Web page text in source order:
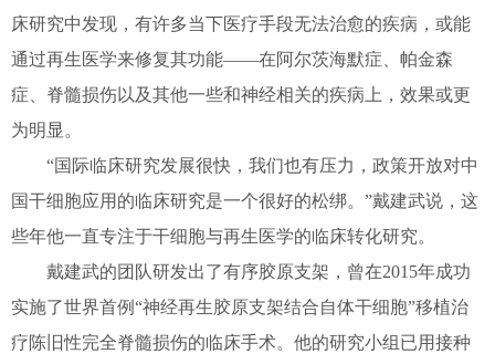
床研究中发现，有许多当下医疗手段无法治愈的疾病，或能
通过再生医学来修复其功能——在阿尔茨海默症、帕金森
症、脊髓损伤以及其他一些和神经相关的疾病上，效果或更
为明显。
“国际临床研究发展很快，我们也有压力，政策开放对中
国干细胞应用的临床研究是一个很好的松绑。”戴建武说，这
些年他一直专注于干细胞与再生医学的临床转化研究。
戴建武的团队研发出了有序胶原支架，曾在2015年成功
实施了世界首例“神经再生胶原支架结合自体干细胞”移植治
疗陈旧性完全脊髓损伤的临床手术。他的研究小组已用接种